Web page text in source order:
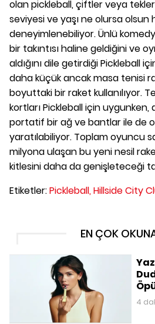
olan pickleball, çiftler veya
seviyesi ve yaşı ne olursa
deneyimlenebiliyor. Ünlü
bir takıntısı haline geldiğini ve
aldığını dile getirdiği Pickleball
daha küçük ancak masa tenisi
boyuttaki bir raket kullanılıyor.
kortları Pickleball için
portatif bir ağ ve bantlar ile de
yaratılabiliyor. Toplam oyuncu
milyona ulaşan bu yeni nesil
kitlesini daha da genişleteceği
Etiketler:Pickleball,Hillside City
EN ÇOK
4